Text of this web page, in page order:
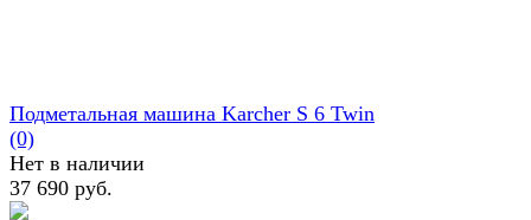
Подметальная машина Karcher S 6 Twin
(0)
Нет в наличии
37 690 руб.